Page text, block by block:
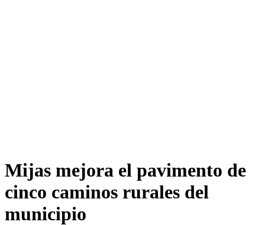
Mijas mejora el pavimento de
cinco caminos rurales del
municipio